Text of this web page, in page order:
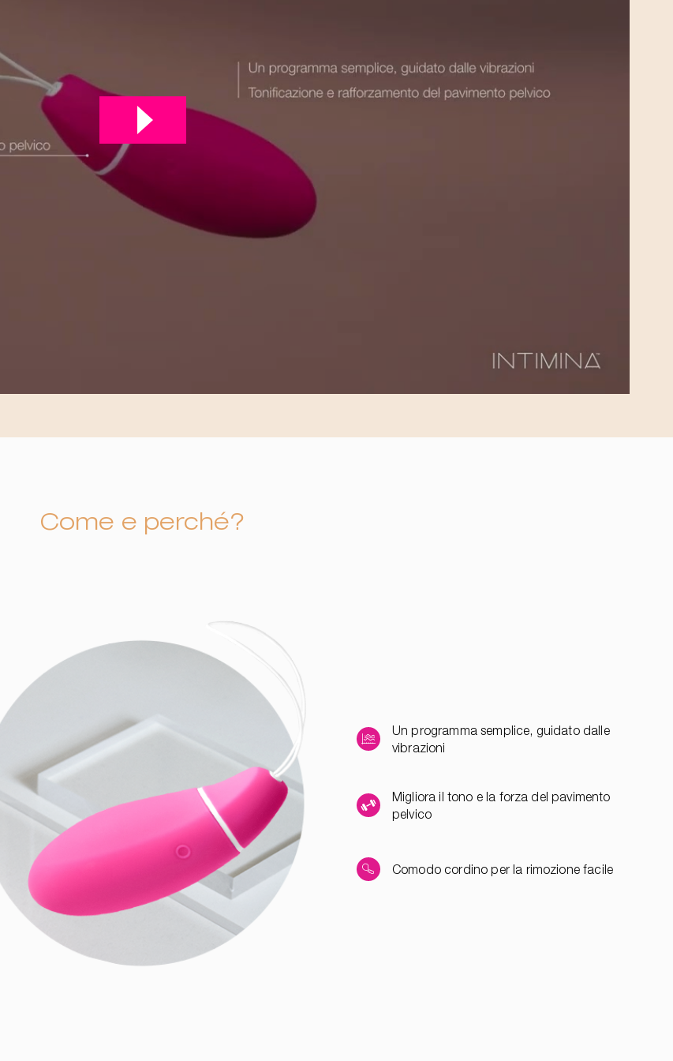
Come e perché?
Un programma semplice, guidato dalle
vibrazioni
Migliora il tono e la forza del pavimento
pelvico
Comodo cordino per la rimozione facile